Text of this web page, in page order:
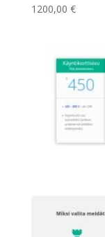
1200,00 €